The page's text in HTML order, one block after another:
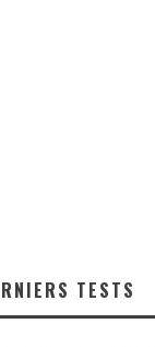
TESTS